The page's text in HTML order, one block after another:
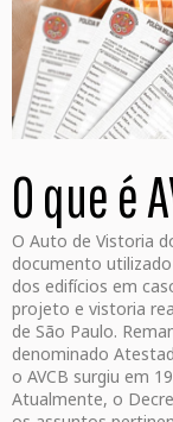
O que é
O Auto de Vistoria
documento
dos edifícios em
projeto e vistoria
de São Paulo.
denominado
o AVCB surgiu em
Atualmente, o